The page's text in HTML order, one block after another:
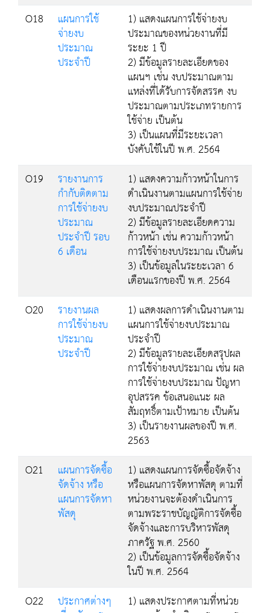
O18
แผนการใช้
จ่ายงบ
ประมาณ
ประจำปี
1) แสดงแผนการใช้จ่ายงบ
ประมาณของหน่วยงานที่มี
ระยะ 1 ปี
2) มีข้อมูลรายละเอียดของ
แผนฯ เช่น งบประมาณตาม
แหล่งที่ได้รับการจัดสรรค งบ
ประมาณตามประเภทรายการ
ใช้จ่าย เป็นต้น
3) เป็นแผนที่มีระยะเวลา
บังคับใช้ในปี พ.ศ. 2564
O19
รายงานการ
กำกับติดตาม
การใช้จ่ายงบ
ประมาณ
ประจำปี รอบ
6 เดือน
1) แสดงความก้าวหน้าในการ
ดำเนินงานตามแผนการใช้จ่าย
งบประมาณประจำปี
2) มีข้อมูลรายละเอียดความ
ก้าวหน้า เช่น ความก้าวหน้า
การใช้จ่ายงบประมาณ เป็นต้น
3) เป็นข้อมูลในระยะเวลา 6
เดือนแรกของปี พ.ศ. 2564
O20
รายงานผล
การใช้จ่ายงบ
ประมาณ
ประจำปี
1) แสดงผลการดำเนินงานตาม
แผนการใช้จ่ายงบประมาณ
ประจำปี
2) มีข้อมูลรายละเอียดสรุปผล
การใช้จ่ายงบประมาณ เช่น ผล
การใช้จ่ายงบประมาณ ปัญหา
อุปสรรค ข้อเสนอแนะ ผล
สัมฤทธิ์ตามเป้าหมาย เป็นต้น
3) เป็นรายงานผลของปี พ.ศ.
2563
O21
แผนการจัดซื้อ
จัดจ้าง หรือ
แผนการจัดหา
พัสดุ
1) แสดงแผนการจัดซื้อจัดจ้าง
หรือแผนการจัดหาพัสดุ ตามที่
หน่วยงานจะต้องดำเนินการ
ตามพระราชบัญญัติการจัดซื้อ
จัดจ้างและการบริหารพัสดุ
ภาครัฐ พ.ศ. 2560
2) เป็นข้อมูลการจัดซื้อจัดจ้าง
ในปี พ.ศ. 2564
O22
ประกาศต่างๆ 1) แสดงประกาศตามที่หน่วย